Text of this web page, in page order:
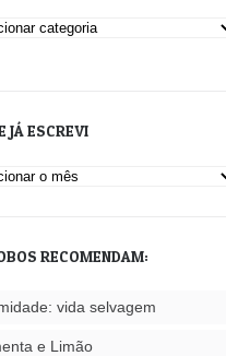
JÁ ESCREVI
RECOMENDAM:
vida selvagem
e Limão